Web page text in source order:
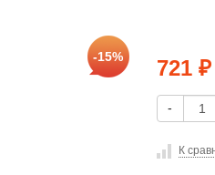
-15% 721 ₽
-
К